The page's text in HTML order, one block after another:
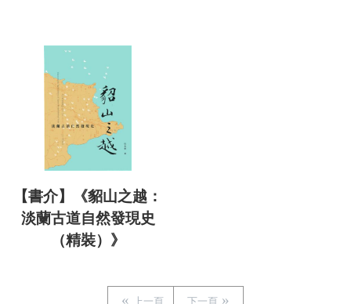
【書介】《貂山之越：
淡蘭古道自然發現史
（精裝）》
上一頁 下一頁